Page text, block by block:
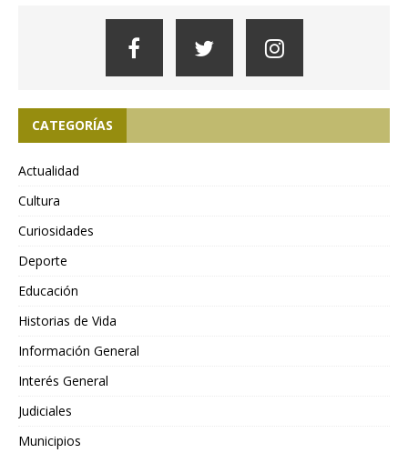
CATEGORÍAS
Actualidad
Cultura
Curiosidades
Deporte
Educación
Historias de Vida
Información General
Interés General
Judiciales
Municipios